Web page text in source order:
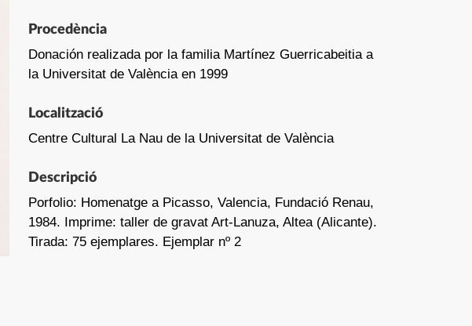
Procedència
Donación realizada por la familia Martínez Guerricabeitia a
la Universitat de València en 1999
Localització
Centre Cultural La Nau de la Universitat de València
Descripció
Porfolio: Homenatge a Picasso, Valencia, Fundació Renau,
1984. Imprime: taller de gravat Art-Lanuza, Altea (Alicante).
Tirada: 75 ejemplares. Ejemplar nº 2